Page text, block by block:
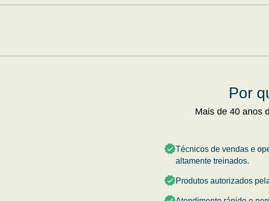
Por
Mais de 40 anos
Técnicos de vendas e
altamente treinados.
Produtos autorizados